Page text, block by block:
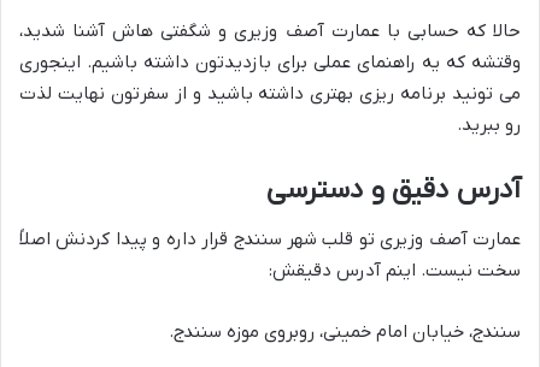
حالا که حسابی با عمارت آصف وزیری و شگفتی هاش آشنا شدید،
وقتشه که یه راهنمای عملی برای بازدیدتون داشته باشیم. اینجوری
می تونید برنامه ریزی بهتری داشته باشید و از سفرتون نهایت لذت
رو ببرید.
آدرس دقیق و دسترسی
عمارت آصف وزیری تو قلب شهر سنندج قرار داره و پیدا کردنش اصلاً
سخت نیست. اینم آدرس دقیقش:
سنندج، خیابان امام خمینی، روبروی موزه سنندج.